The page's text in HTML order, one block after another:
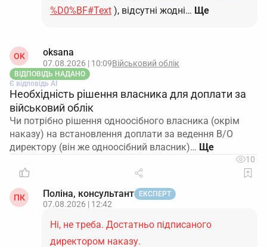
%D0%BF#Text ), відсутні жодні… Ще
OK oksana
07.08.2026 | 10:09Військовий облік
ВІДПОВІДЬ НАДАНО
Є відповідь АІ
Необхідність рішення власника для доплати за
військовий облік
Чи потрібно рішення одноосібного власника (окрім
наказу) на встановлення доплати за ведення В/О
директору (він же одноосібний власник)…
10
ПК Поліна, консультант ЕКСПЕРТ
07.08.2026 | 12:42
Ні, не треба. Достатньо підписаного
директором наказу.